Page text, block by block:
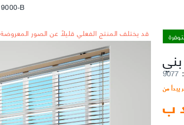
9000-B
*قد يختلف المنتج الفعلي قليلاً عن الصور المعروضة
:
9077
يبدأ من
ب